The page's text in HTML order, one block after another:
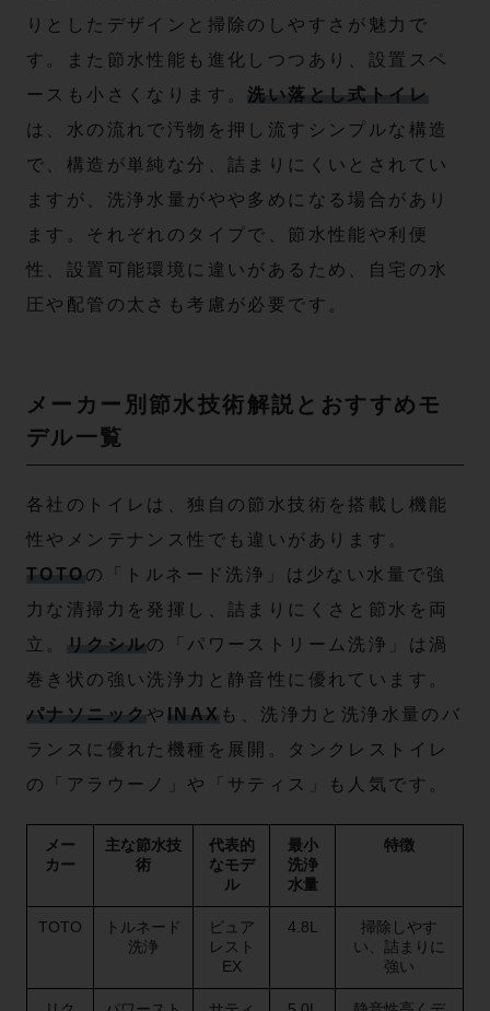
りとしたデザインと掃除のしやすさが魅力で
す。また節水性能も進化しつつあり、設置スペ
ースも小さくなります。洗い落とし式トイレ
は、水の流れで汚物を押し流すシンプルな構造
で、構造が単純な分、詰まりにくいとされてい
ますが、洗浄水量がやや多めになる場合があり
ます。それぞれのタイプで、節水性能や利便
性、設置可能環境に違いがあるため、自宅の水
圧や配管の太さも考慮が必要です。
メーカー別節水技術解説とおすすめモ
デル一覧
各社のトイレは、独自の節水技術を搭載し機能
性やメンテナンス性でも違いがあります。
TOTO の「トルネード洗浄」は少ない水量で強
力な清掃力を発揮し、詰まりにくさと節水を両
立。
リクシルの「パワーストリーム洗浄」は渦
巻き状の強い洗浄力と静音性に優れています。
パナソニック や INAX も、洗浄力と洗浄水量のバ
ランスに優れた機種を展開。タンクレストイレ
の「アラウーノ」や「サティス」も人気です。
メー
カー
主な節水技
術
代表的
なモデ
ル
最小
洗浄
水量
特徴
TOTO
トルネード
洗浄
ピュア
レスト
EX
4.8L
掃除しやす
い、詰まりに
強い